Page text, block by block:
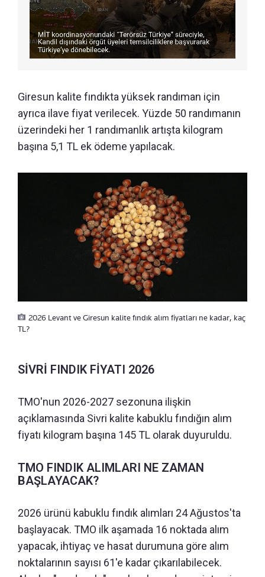
Giresun kalite fındıkta yüksek randıman için
ayrıca ilave fiyat verilecek. Yüzde 50 randımanın
üzerindeki her 1 randımanlık artışta kilogram
başına 5,1 TL ek ödeme yapılacak.
2026 Levant ve Giresun kalite fındık alım fiyatları ne kadar, kaç
TL?
SİVRİ FINDIK FİYATI 2026
TMO'nun 2026-2027 sezonuna ilişkin
açıklamasında Sivri kalite kabuklu fındığın alım
fiyatı kilogram başına 145 TL olarak duyuruldu.
TMO FINDIK ALIMLARI NE ZAMAN
BAŞLAYACAK?
2026 ürünü kabuklu fındık alımları 24 Ağustos'ta
başlayacak. TMO ilk aşamada 16 noktada alım
yapacak, ihtiyaç ve hasat durumuna göre alım
noktalarının sayısı 61'e kadar çıkarılabilecek.